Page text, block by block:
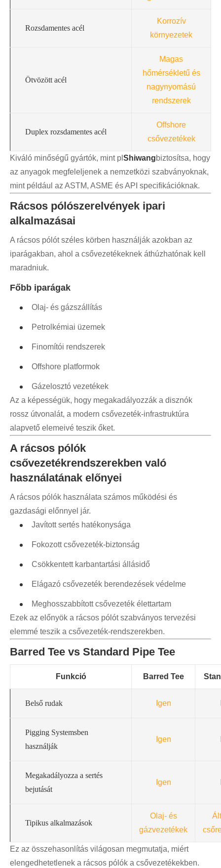
Rozsdamentes acél
Korrozív
környezetek
Ötvözött acél
Magas
hőmérsékletű és
nagynyomású
rendszerek
Duplex rozsdamentes acél
Offshore
csővezetékek
Kiváló minőségű gyártók, mint pl Shiwangbiztosítsa, hogy
az anyagok megfeleljenek a nemzetközi szabványoknak,
mint például az ASTM, ASME és API specifikációknak.
Rácsos pólószerelvények ipari
alkalmazásai
A rácsos pólót széles körben használják azokban az
iparágakban, ahol a csővezetékeknek áthúzhatónak kell
maradniuk.
Főbb iparágak
Olaj- és gázszállítás
Petrolkémiai üzemek
Finomítói rendszerek
Offshore platformok
Gázelosztó vezetékek
Az a képességük, hogy megakadályozzák a disznók
rossz útvonalát, a modern csővezeték-infrastruktúra
alapvető elemeivé teszik őket.
A rácsos pólók
csővezetékrendszerekben való
használatának előnyei
A rácsos pólók használata számos működési és
gazdasági előnnyel jár.
Javított sertés hatékonysága
Fokozott csővezeték-biztonság
Csökkentett karbantartási állásidő
Elágazó csővezeték berendezések védelme
Meghosszabbított csővezeték élettartam
Ezek az előnyök a rácsos pólót szabványos tervezési
elemmé teszik a csővezeték-rendszerekben.
Barred Tee vs Standard Pipe Tee
Funkció Barred Tee
Belső rudak Igen
Pigging Systemsben
használják
Igen
Megakadályozza a sertés
bejutását
Igen
Tipikus alkalmazások
Olaj- és
gázvezetékek
Ez az összehasonlítás világosan megmutatja, miért
elengedhetetlenek a rácsos pólók a csővezetékekben.